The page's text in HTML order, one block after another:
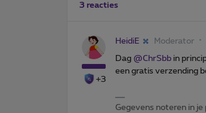
3 reacties
+3
HeidiE Moderator
Dag @ChrSbb in
een gratis verzending
Gegevens noteren in